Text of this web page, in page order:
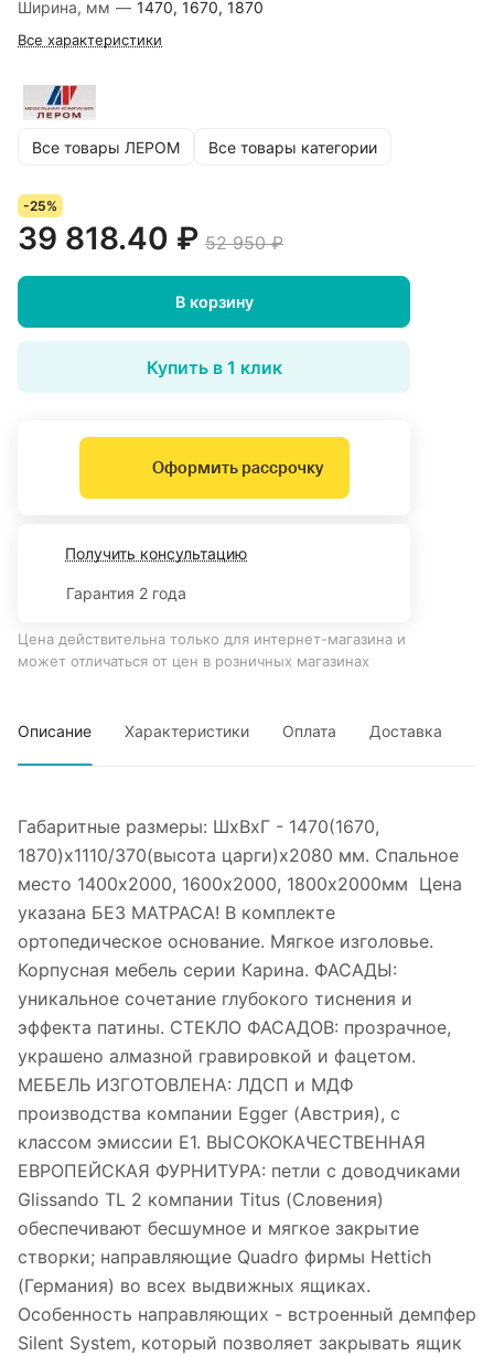
Ширина, мм — 1470, 1670, 1870
Все характеристики
Все товары ЛЕРОМ Все товары категории
-25%
39 818.40 ₽ 52 950 ₽
В корзину
Купить в 1 клик
Оформить рассрочку
Получить консультацию
Гарантия 2 года
Цена действительна только для интернет-магазина и
может отличаться от цен в розничных магазинах
Описание Характеристики Оплата Доставка
Габаритные размеры: ШхВхГ - 1470(1670,
1870)х1110/370(высота царги)х2080 мм. Спальное
место 1400х2000, 1600х2000, 1800х2000мм Цена
указана БЕЗ МАТРАСА! В комплекте
ортопедическое основание. Мягкое изголовье.
Корпусная мебель серии Карина. ФАСАДЫ:
уникальное сочетание глубокого тиснения и
эффекта патины. СТЕКЛО ФАСАДОВ: прозрачное,
украшено алмазной гравировкой и фацетом.
МЕБЕЛЬ ИЗГОТОВЛЕНА: ЛДСП и МДФ
производства компании Egger (Австрия), с
классом эмиссии Е1. ВЫСОКОКАЧЕСТВЕННАЯ
ЕВРОПЕЙСКАЯ ФУРНИТУРА: петли с доводчиками
Glissando TL 2 компании Titus (Словения)
обеспечивают бесшумное и мягкое закрытие
створки; направляющие Quadro фирмы Hettich
(Германия) во всех выдвижных ящиках.
Особенность направляющих - встроенный демпфер
Silent System, который позволяет закрывать ящик